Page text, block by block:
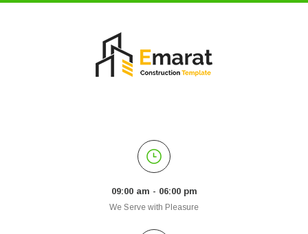
09:00 am - 06:00 pm
We Serve with Pleasure